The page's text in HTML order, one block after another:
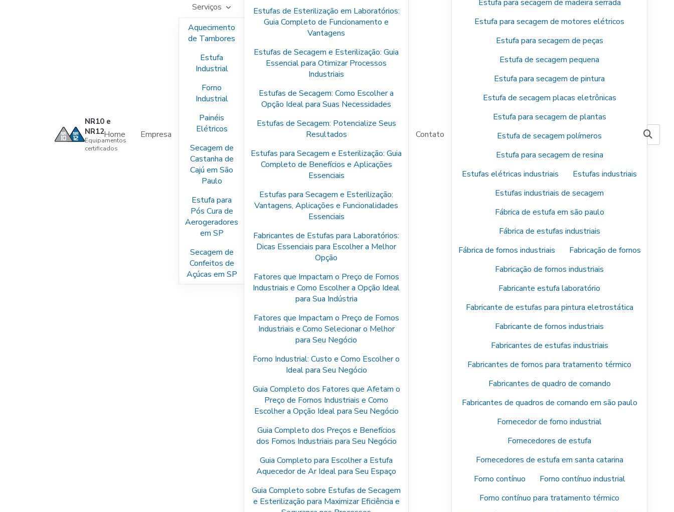
NR10 e
NR12
Equipamentos
certificados
Home Empresa
Serviços
Aquecimento
de Tambores
Estufa
Industrial
Forno
Industrial
Painéis
Elétricos
Secagem de
Castanha de
Cajú em São
Paulo
Estufa para
Pós Cura de
Aerogeradores
em SP
Secagem de
Confeitos de
Açúcas em SP
Estufas de Esterilização em Laboratórios:
Guia Completo de Funcionamento e
Vantagens
Estufas de Secagem e Esterilização: Guia
Essencial para Otimizar Processos
Industriais
Estufas de Secagem: Como Escolher a
Opção Ideal para Suas Necessidades
Estufas de Secagem: Potencialize Seus
Resultados
Estufas para Secagem e Esterilização: Guia
Completo de Benefícios e Aplicações
Essenciais
Estufas para Secagem e Esterilização:
Vantagens, Aplicações e Funcionalidades
Essenciais
Fabricantes de Estufas para Laboratórios:
Dicas Essenciais para Escolher a Melhor
Opção
Fatores que Impactam o Preço de Fornos
Industriais e Como Escolher a Opção Ideal
para Sua Indústria
Fatores que Impactam o Preço de Fornos
Industriais e Como Selecionar o Melhor
para Seu Negócio
Forno Industrial: Custo e Como Escolher o
Ideal para Seu Negócio
Guia Completo dos Fatores que Afetam o
Preço de Fornos Industriais e Como
Escolher a Opção Ideal para Seu Negócio
Guia Completo dos Preços e Benefícios
dos Fornos Industriais para Seu Negócio
Guia Completo para Escolher a Estufa
Aquecedor de Ar Ideal para Seu Espaço
Guia Completo sobre Estufas de Secagem
e Esterilização para Maximizar Eficiência e
Contato
Estufa para secagem de madeira serrada
Estufa para secagem de motores elétricos
Estufa para secagem de peças
Estufa de secagem pequena
Estufa para secagem de pintura
Estufa de secagem placas eletrônicas
Estufa para secagem de plantas
Estufa de secagem polímeros
Estufa para secagem de resina
Estufas elétricas industriais
Estufas industriais
Estufas industriais de secagem
Fábrica de estufa em são paulo
Fábrica de estufas industriais
Fábrica de fornos industriais
Fabricação de fornos
Fabricação de fornos industriais
Fabricante estufa laboratório
Fabricante de estufas para pintura eletrostática
Fabricante de fornos industriais
Fabricantes de estufas industriais
Fabricantes de fornos para tratamento térmico
Fabricantes de quadro de comando
Fabricantes de quadros de comando em são paulo
Fornecedor de forno industrial
Fornecedores de estufa
Fornecedores de estufa em santa catarina
Forno contínuo
Forno contínuo industrial
Forno contínuo para tratamento térmico